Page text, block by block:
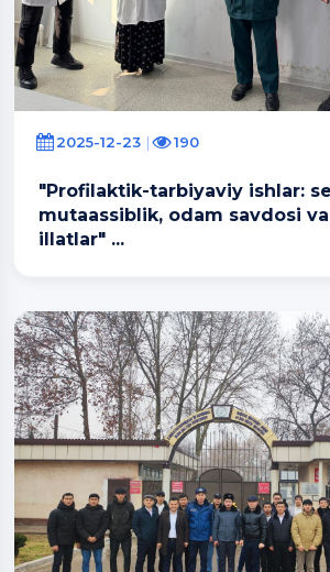
2025-12-23 190
"Profilaktik-tarbiyaviy ishlar:
mutaassiblik, odam savdosi
illatlar" ...